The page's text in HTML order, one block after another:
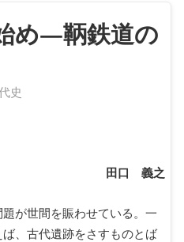
め―鞆鉄道の
史
田口 義之
が世間を賑わせている。一
、古代遺跡をさすものとば